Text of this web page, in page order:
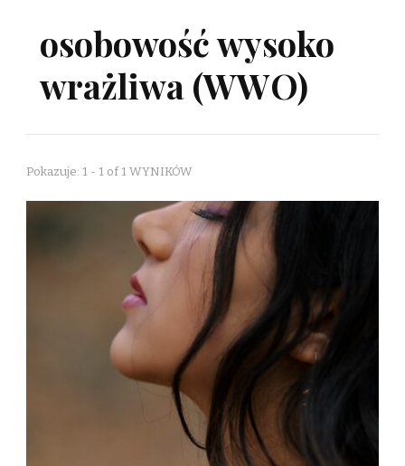
osobowość wysoko
wrażliwa (WWO)
Pokazuje: 1 - 1 of 1 WYNIKÓW